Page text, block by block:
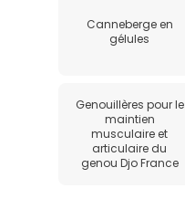
Canneberge en
gélules
Genouillères pour le
maintien
musculaire et
articulaire du
genou Djo France